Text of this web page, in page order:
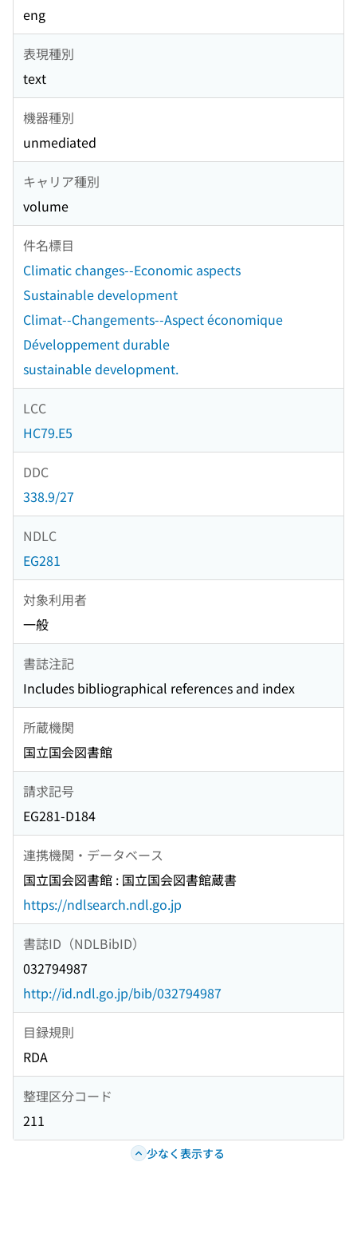
eng
表現種別
text
機器種別
unmediated
キャリア種別
volume
件名標目
Climatic changes--Economic aspects
Sustainable development
Climat--Changements--Aspect économique
Développement durable
sustainable development.
LCC
HC79.E5
DDC
338.9/27
NDLC
EG281
対象利用者
一般
書誌注記
Includes bibliographical references and index
所蔵機関
国立国会図書館
請求記号
EG281-D184
連携機関・データベース
国立国会図書館 : 国立国会図書館蔵書
https://ndlsearch.ndl.go.jp
書誌ID（NDLBibID）
032794987
http://id.ndl.go.jp/bib/032794987
目録規則
RDA
整理区分コード
211
少なく表示する